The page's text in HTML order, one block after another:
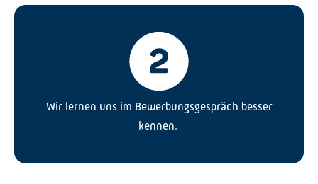
Wir lernen uns im Bewerbungsgespräch besser
kennen.